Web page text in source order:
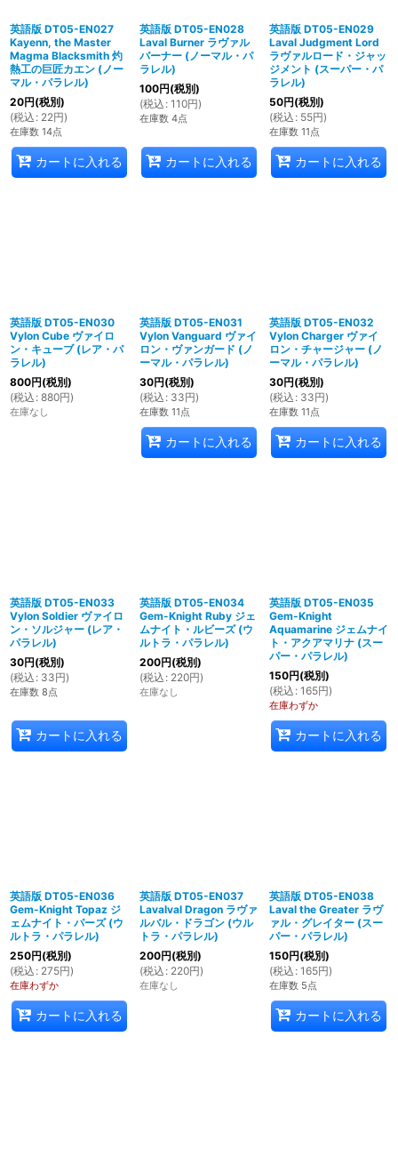
英語版 DT05-EN027
Kayenn, the Master
Magma Blacksmith 灼
熱工の巨匠カエン (ノー
マル・パラレル)
20円(税別)
(税込 : 22円)
在庫数 14点
カートに入れる
英語版 DT05-EN028
Laval Burner ラヴァル
バーナー (ノーマル・パ
ラレル)
100円(税別)
(税込 : 110円)
在庫数 4点
カートに入れる
英語版 DT05-EN029
Laval Judgment Lord
ラヴァルロード・ジャッ
ジメント (スーパー・パ
ラレル)
50円(税別)
(税込 : 55円)
在庫数 11点
カートに入れる
英語版 DT05-EN030
Vylon Cube ヴァイロ
ン・キューブ (レア・パ
ラレル)
800円(税別)
(税込 : 880円)
在庫なし
英語版 DT05-EN031
Vylon Vanguard ヴァイ
ロン・ヴァンガード (ノ
ーマル・パラレル)
30円(税別)
(税込 : 33円)
在庫数 11点
カートに入れる
英語版 DT05-EN032
Vylon Charger ヴァイ
ロン・チャージャー (ノ
ーマル・パラレル)
30円(税別)
(税込 : 33円)
在庫数 11点
カートに入れる
英語版 DT05-EN033
Vylon Soldier ヴァイロ
ン・ソルジャー (レア・
パラレル)
30円(税別)
(税込 : 33円)
在庫数 8点
カートに入れる
英語版 DT05-EN034
Gem-Knight Ruby ジェ
ムナイト・ルビーズ (ウ
ルトラ・パラレル)
200円(税別)
(税込 : 220円)
在庫なし
英語版 DT05-EN035
Gem-Knight
Aquamarine ジェムナイ
ト・アクアマリナ (スー
パー・パラレル)
150円(税別)
(税込 : 165円)
在庫わずか
カートに入れる
英語版 DT05-EN036
Gem-Knight Topaz ジ
ェムナイト・パーズ (ウ
ルトラ・パラレル)
250円(税別)
(税込 : 275円)
在庫わずか
カートに入れる
英語版 DT05-EN037
Lavalval Dragon ラヴァ
ルバル・ドラゴン (ウル
トラ・パラレル)
200円(税別)
(税込 : 220円)
在庫なし
英語版 DT05-EN038
Laval the Greater ラヴ
ァル・グレイター (スー
パー・パラレル)
150円(税別)
(税込 : 165円)
在庫数 5点
カートに入れる